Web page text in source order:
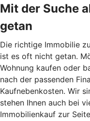
Mit der Suche
getan
Die richtige Immobilie
ist es oft nicht getan.
Wohnung kaufen oder
nach der passenden
Kaufnebenkosten. Wir
stehen Ihnen auch bei
Immobilienkauf zur